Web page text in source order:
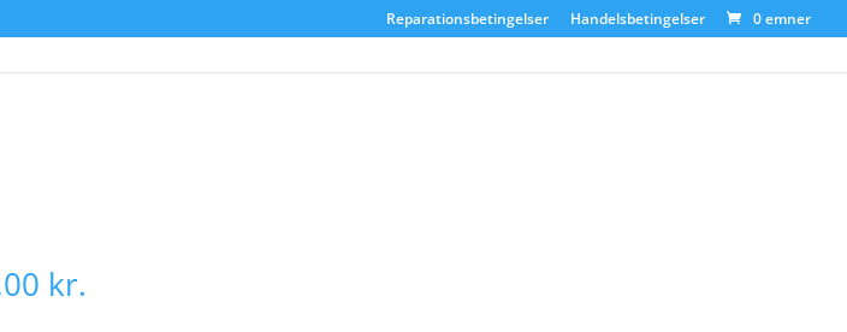
Reparationsbetingelser Handelsbetingelser 0 emner
kr.